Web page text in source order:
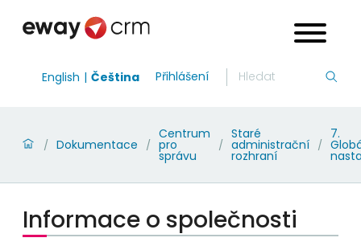
English Čeština Přihlášení
/ Dokumentace /
Centrum
pro
správu
/
Staré
administrační
rozhraní
/
7.
Informace o společnosti